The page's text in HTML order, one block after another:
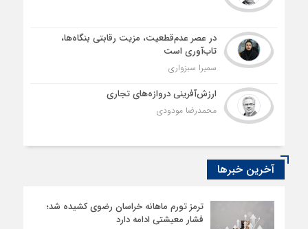
در عصر عدم‌قطعیت، مزیت رقابتی بنگاه‌ها،
تاب‌آوری است
سمیرا سبزواری
ارزش‌آفرینی دروازه‌های تجاری
محمدرضا مودودی
آخرین خبرها
ترمز تورم ماهانه خراسان رضوی کشیده شد؛
فشار معیشتی ادامه دارد